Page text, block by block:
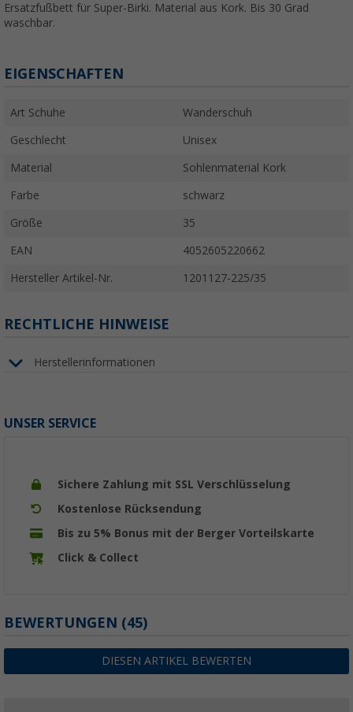
Ersatzfußbett für Super-Birki. Material aus Kork. Bis 30 Grad
waschbar.
EIGENSCHAFTEN
Art Schuhe Wanderschuh
Geschlecht Unisex
Material Sohlenmaterial Kork
Farbe schwarz
Größe 35
EAN 4052605220662
Hersteller Artikel-Nr. 1201127-225/35
RECHTLICHE HINWEISE
Herstellerinformationen
UNSER SERVICE
Sichere Zahlung mit SSL Verschlüsselung
Kostenlose Rücksendung
Bis zu 5% Bonus mit der Berger Vorteilskarte
Click & Collect
BEWERTUNGEN (45)
DIESEN ARTIKEL BEWERTEN